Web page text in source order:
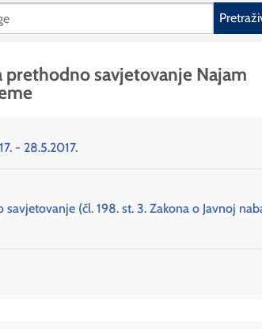
prethodno savjetovanje Najam
- 28.5.2017.
(čl. 198. st. 3. Zakona o Javnoj